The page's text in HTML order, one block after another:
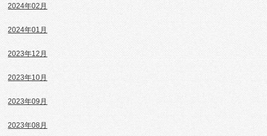
2024年02月
2024年01月
2023年12月
2023年10月
2023年09月
2023年08月